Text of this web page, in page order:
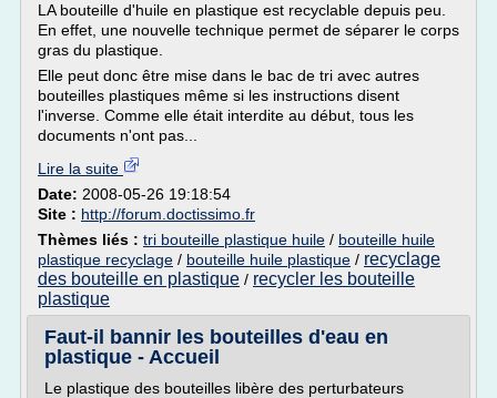
LA bouteille d'huile en plastique est recyclable depuis peu.
En effet, une nouvelle technique permet de séparer le corps
gras du plastique.
Elle peut donc être mise dans le bac de tri avec autres
bouteilles plastiques même si les instructions disent
l'inverse. Comme elle était interdite au début, tous les
documents n'ont pas...
Lire la suite
Date: 2008-05-26 19:18:54
Site : http://forum.doctissimo.fr
Thèmes liés : tri bouteille plastique huile / bouteille huile
plastique recyclage / bouteille huile plastique / recyclage
des bouteille en plastique / recycler les bouteille
plastique
Faut-il bannir les bouteilles d'eau en
plastique - Accueil
Le plastique des bouteilles libère des perturbateurs